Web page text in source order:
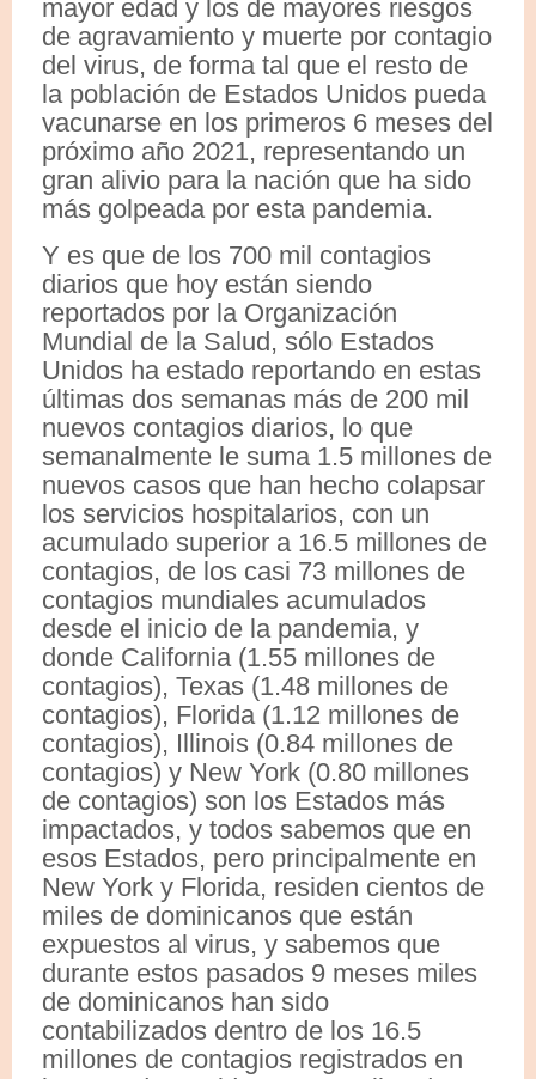
mayor edad y los de mayores riesgos
de agravamiento y muerte por contagio
del virus, de forma tal que el resto de
la población de Estados Unidos pueda
vacunarse en los primeros 6 meses del
próximo año 2021, representando un
gran alivio para la nación que ha sido
más golpeada por esta pandemia.
Y es que de los 700 mil contagios
diarios que hoy están siendo
reportados por la Organización
Mundial de la Salud, sólo Estados
Unidos ha estado reportando en estas
últimas dos semanas más de 200 mil
nuevos contagios diarios, lo que
semanalmente le suma 1.5 millones de
nuevos casos que han hecho colapsar
los servicios hospitalarios, con un
acumulado superior a 16.5 millones de
contagios, de los casi 73 millones de
contagios mundiales acumulados
desde el inicio de la pandemia, y
donde California (1.55 millones de
contagios), Texas (1.48 millones de
contagios), Florida (1.12 millones de
contagios), Illinois (0.84 millones de
contagios) y New York (0.80 millones
de contagios) son los Estados más
impactados, y todos sabemos que en
esos Estados, pero principalmente en
New York y Florida, residen cientos de
miles de dominicanos que están
expuestos al virus, y sabemos que
durante estos pasados 9 meses miles
de dominicanos han sido
contabilizados dentro de los 16.5
millones de contagios registrados en